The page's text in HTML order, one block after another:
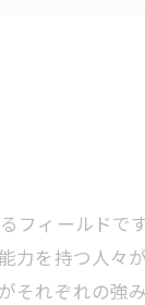
ィールド
を持つ人々
れぞれの強